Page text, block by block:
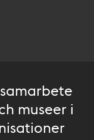
museer i